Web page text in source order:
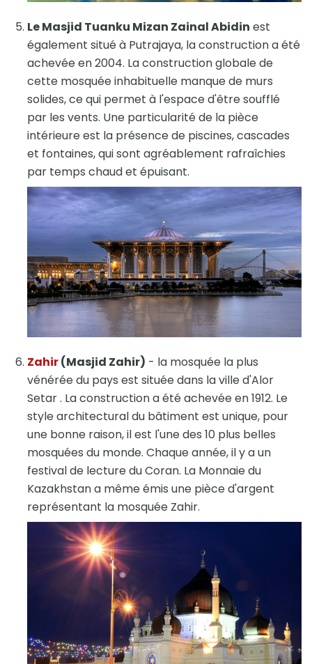
Le Masjid Tuanku Mizan Zainal Abidin est
également situé à Putrajaya, la construction a été
achevée en 2004. La construction globale de
cette mosquée inhabituelle manque de murs
solides, ce qui permet à l'espace d'être soufflé
par les vents. Une particularité de la pièce
intérieure est la présence de piscines, cascades
et fontaines, qui sont agréablement rafraîchies
par temps chaud et épuisant.
Zahir(Masjid Zahir) - la mosquée la plus
vénérée du pays est située dans la ville d'Alor
Setar . La construction a été achevée en 1912. Le
style architectural du bâtiment est unique, pour
une bonne raison, il est l'une des 10 plus belles
mosquées du monde. Chaque année, il y a un
festival de lecture du Coran. La Monnaie du
Kazakhstan a même émis une pièce d'argent
représentant la mosquée Zahir.